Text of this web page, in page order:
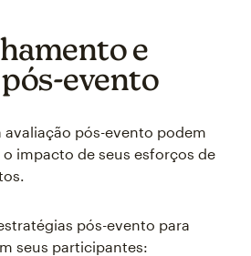
e
evento
avaliação pós-evento podem
impacto de seus esforços de
pós-evento para
seus participantes: